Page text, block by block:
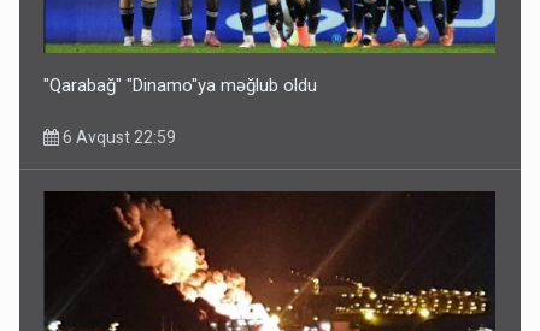
SİYAHI
6 Avqust 10:53
"Qarabağ" "Dinamo"ya məğlub oldu
6 Avqust 22:59